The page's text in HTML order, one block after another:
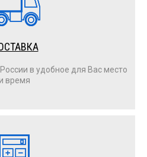
в удобное для Вас место
и время